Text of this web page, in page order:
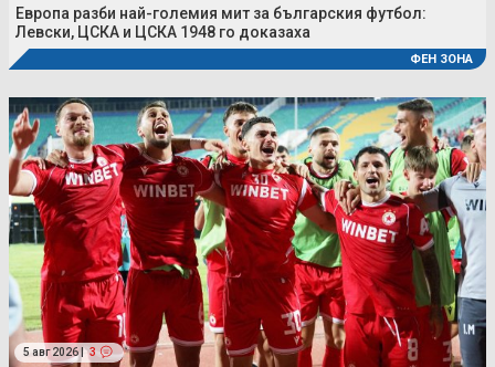
Европа разби най-големия мит за българския футбол:
Левски, ЦСКА и ЦСКА 1948 го доказаха
ФЕН ЗОНА
5 авг 2026 | 3